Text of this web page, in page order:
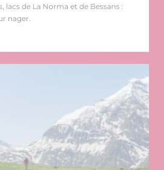
lacs de La Norma et de Bessans :
nager.